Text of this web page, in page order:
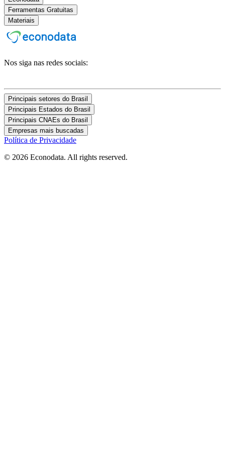
Ferramentas Gratuitas
Materiais
Nos siga nas redes sociais:
Principais setores do Brasil
Principais Estados do Brasil
Principais CNAEs do Brasil
Empresas mais buscadas
Política de Privacidade
© 2026 Econodata. All rights reserved.